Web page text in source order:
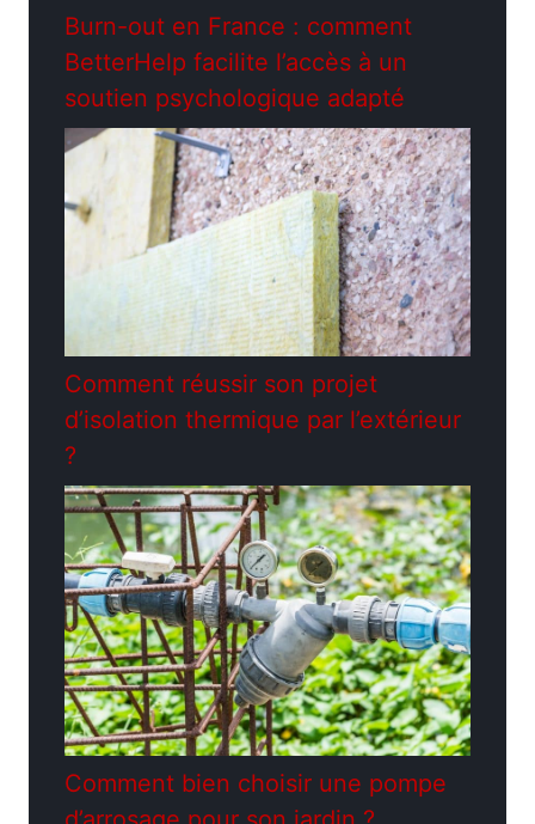
Burn-out en France : comment
BetterHelp facilite l’accès à un
soutien psychologique adapté
Comment réussir son projet
d’isolation thermique par l’extérieur
?
Comment bien choisir une pompe